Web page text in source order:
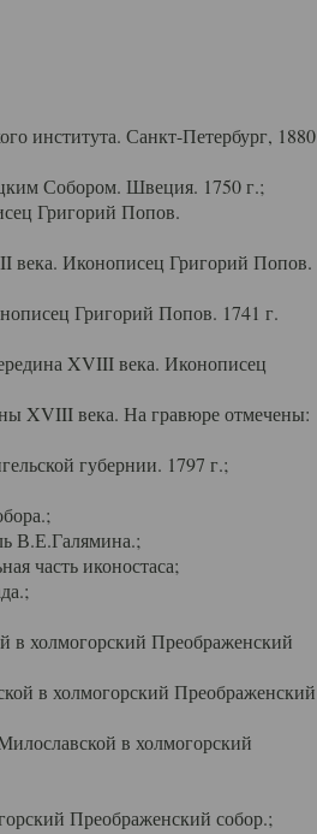
института. Санкт-Петербург, 1880
Собором. Швеция. 1750 г.;
Григорий Попов.
Иконописец Григорий Попов.
Григорий Попов. 1741 г.
XVIII века. Иконописец
XVIII века. На гравюре отмечены:
губернии. 1797 г.;
В.Е.Галямина.;
часть иконостаса;
холмогорский Преображенский
в холмогорский Преображенский
в холмогорский
Преображенский собор.;